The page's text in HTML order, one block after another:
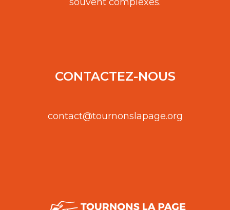
CONTACTEZ-NOUS
contact@tournonslapage.org